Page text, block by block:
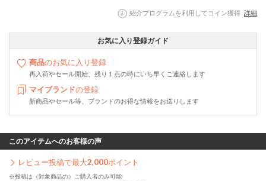
紹介プログラムを利用してコイン獲得 詳細
お気に入り登録ガイド
商品のお気に入り登録
再入荷やセール開始、残り１点の時にいち早くご連絡します
マイブランドの登録
新商品やセール等、ブランドのお得な情報をお送りします
このアイテムへのお客様の声
レビュー投稿で最大2,000ポイント
※投稿は（対象商品の）ご購入者のみ可能